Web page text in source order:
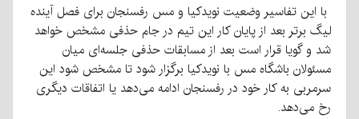
با این تفاسیر وضعیت نویدکیا و مس رفسنجان برای فصل آینده
لیگ برتر بعد از پایان کار این تیم در جام حذفی مشخص خواهد
شد و گویا قرار است بعد از مسابقات حذفی جلسه‌ای میان
مسئولان باشگاه مس با نویدکیا برگزار شود تا مشخص شود این
سرمربی به کار خود در رفسنجان ادامه می‌دهد یا اتفاقات دیگری
رخ می‌دهد.